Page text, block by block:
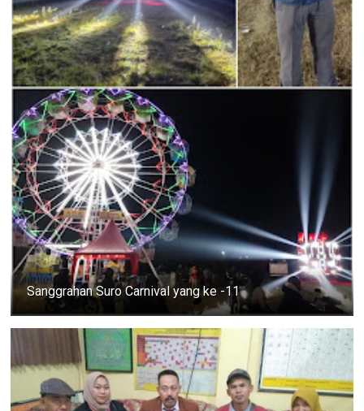
Sanggrahan Suro Carnival yang ke -11